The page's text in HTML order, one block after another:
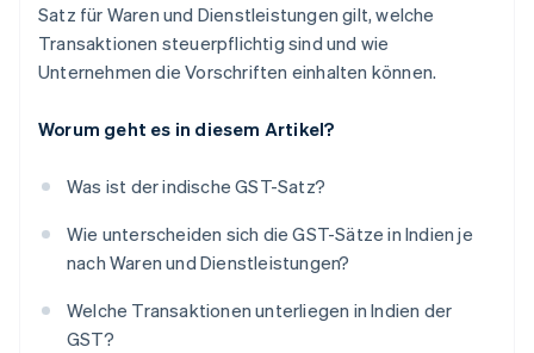
Satz für Waren und Dienstleistungen gilt, welche
Transaktionen steuerpflichtig sind und wie
Unternehmen die Vorschriften einhalten können.
Worum geht es in diesem Artikel?
Was ist der indische GST-Satz?
Wie unterscheiden sich die GST-Sätze in Indien je
nach Waren und Dienstleistungen?
Welche Transaktionen unterliegen in Indien der
GST?